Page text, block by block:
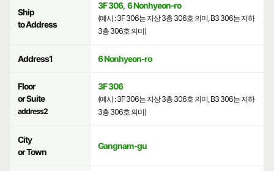
Ship
to Address
3F 306, 6 Nonhyeon-ro
(예시 : 3F 306는 지상 3층 306호 의미, B3 306는 지하
3층 306호 의미)
Address1 6 Nonhyeon-ro
Floor
or Suite
address2
3F 306
(예시 : 3F 306는 지상 3층 306호 의미, B3 306는 지하
3층 306호 의미)
City
or Town
Gangnam-gu